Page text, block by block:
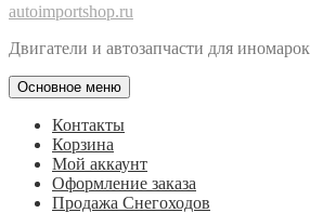
autoimportshop.ru
Двигатели и автозапчасти для иномарок
Основное меню
Контакты
Корзина
Мой аккаунт
Оформление заказа
Продажа Снегоходов